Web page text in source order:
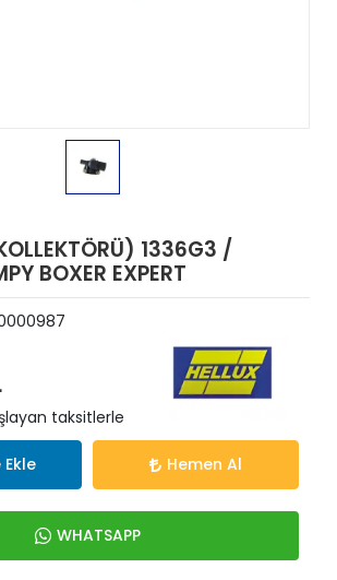
1336G3 /
BOXER EXPERT
taksitlerle
Hemen Al
WHATSAPP